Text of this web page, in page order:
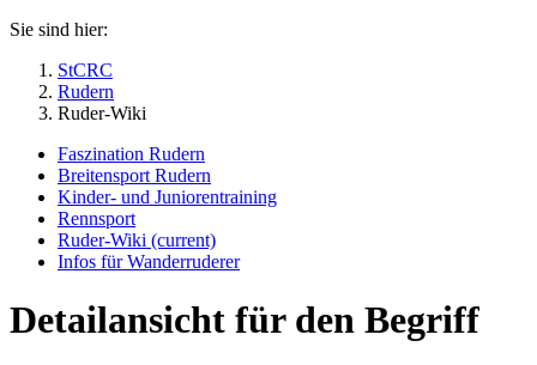
Sie sind hier:
StCRC
Rudern
Ruder-Wiki
Faszination Rudern
Breitensport Rudern
Kinder- und Juniorentraining
Rennsport
Ruder-Wiki (current)
Infos für Wanderruderer
Detailansicht für den Begriff